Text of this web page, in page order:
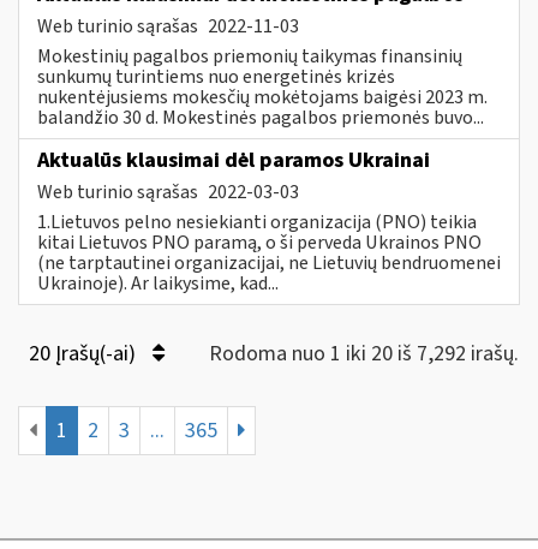
Web turinio sąrašas 2022-11-03
Mokestinių pagalbos priemonių taikymas finansinių
sunkumų turintiems nuo energetinės krizės
nukentėjusiems mokesčių mokėtojams baigėsi 2023 m.
balandžio 30 d. Mokestinės pagalbos priemonės buvo...
Aktualūs klausimai dėl paramos Ukrainai
Web turinio sąrašas 2022-03-03
1.Lietuvos pelno nesiekianti organizacija (PNO) teikia
kitai Lietuvos PNO paramą, o ši perveda Ukrainos PNO
(ne tarptautinei organizacijai, ne Lietuvių bendruomenei
Ukrainoje). Ar laikysime, kad...
20 Įrašų(-ai) Rodoma nuo 1 iki 20 iš 7,292 irašų.
1 2 3 ... 365